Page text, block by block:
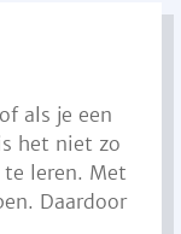
als je een
het niet zo
leren. Met
Daardoor